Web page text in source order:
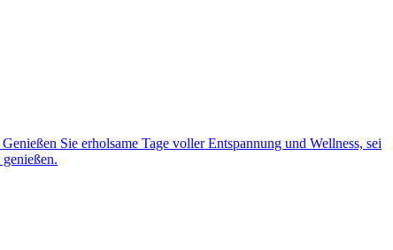
Sie erholsame Tage voller Entspannung und Wellness, sei